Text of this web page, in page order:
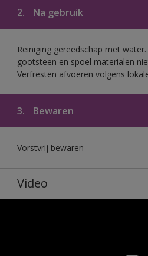
2. Na gebruik
Reiniging gereedschap met
gootsteen en spoel materialen
Verfresten afvoeren volgens
3. Bewaren
Vorstvrij bewaren
Video